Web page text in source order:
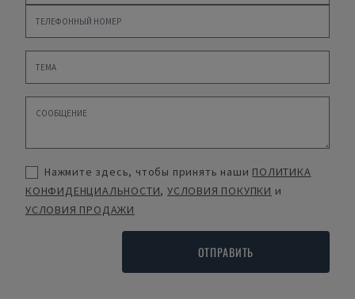
Нажмите здесь, чтобы принять наши ПОЛИТИКА
КОНФИДЕНЦИАЛЬНОСТИ,УСЛОВИЯ ПОКУПКИ и
УСЛОВИЯ ПРОДАЖИ
ОТПРАВИТЬ